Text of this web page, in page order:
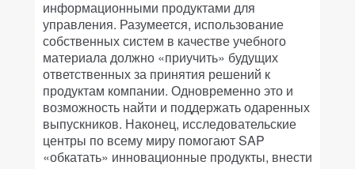
информационными продуктами для
управления. Разумеется, использование
собственных систем в качестве учебного
материала должно «приучить» будущих
ответственных за принятия решений к
продуктам компании. Одновременно это и
возможность найти и поддержать одаренных
выпускников. Наконец, исследовательские
центры по всему миру помогают SAP
«обкатать» инновационные продукты, внести